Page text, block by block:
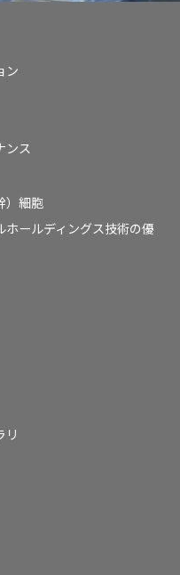
ン
ンス
）細胞
ホールディングス技術の優
リ